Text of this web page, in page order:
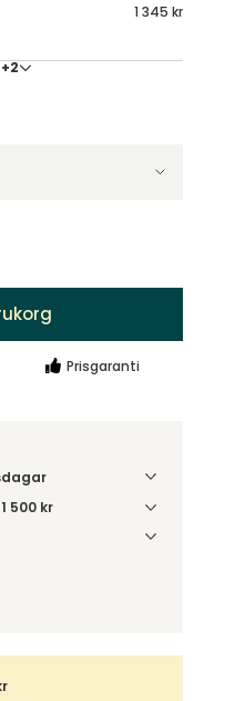
1 345 kr
Prisgaranti
500 kr
Du väljer själv i
ihop med andra